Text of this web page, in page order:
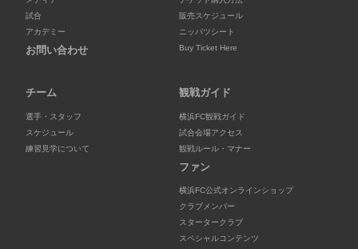
試合
アカデミー
お問い合わせ
販売スケジュール
ニッパツシート
Buy Ticket Here
チーム
選手・スタッフ
スケジュール
練習見学について
観戦ガイド
横浜FC観戦ガイド
試合会場アクセス
観戦ルール・マナー
ファン
横浜FC公式オンラインショップ
クラブメンバー
スタータークラブ
スペシャルコンテンツ